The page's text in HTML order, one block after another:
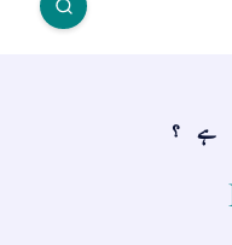
ساتھ لایا
ہے ؟